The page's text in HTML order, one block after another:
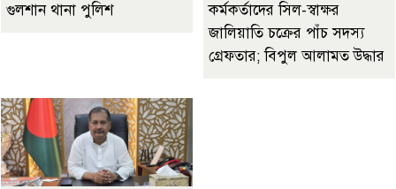
গুলশান থানা পুলিশ
কর্মকর্তাদের সিল-স্বাক্ষর
জালিয়াতি চক্রের পাঁচ সদস্য
গ্রেফতার; বিপুল আলামত উদ্ধার